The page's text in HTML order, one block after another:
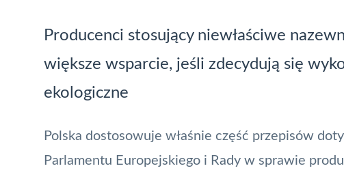
Producenci stosujący niewłaściwe
większe wsparcie, jeśli zdecydują się
ekologiczne
Polska dostosowuje właśnie część przepisów
Parlamentu Europejskiego i Rady w sprawie